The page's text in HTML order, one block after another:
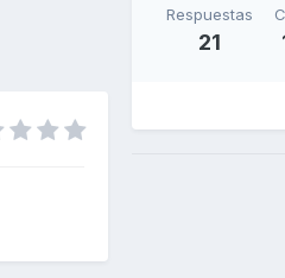
Respuestas
21